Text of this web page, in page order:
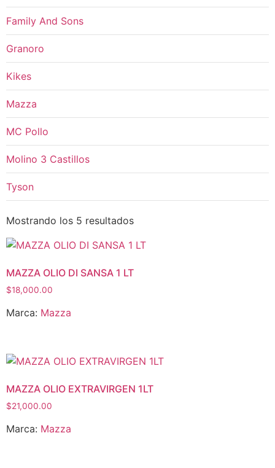
Family And Sons
Granoro
Kikes
Mazza
MC Pollo
Molino 3 Castillos
Tyson
Mostrando los 5 resultados
MAZZA OLIO DI SANSA 1 LT
$18,000.00
Marca: Mazza
MAZZA OLIO EXTRAVIRGEN 1LT
$21,000.00
Marca: Mazza